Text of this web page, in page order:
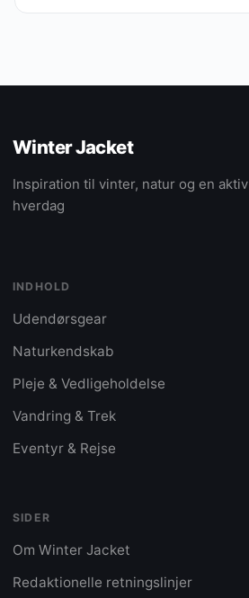
Winter Jacket
Inspiration til vinter, natur og en aktiv
hverdag
INDHOLD
Udendørsgear
Naturkendskab
Pleje & Vedligeholdelse
Vandring & Trek
Eventyr & Rejse
SIDER
Om Winter Jacket
Redaktionelle retningslinjer